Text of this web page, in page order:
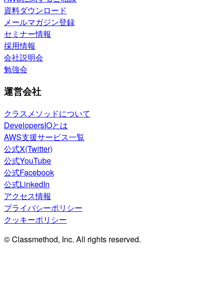
資料ダウンロード
メールマガジン登録
セミナー情報
採用情報
会社説明会
勉強会
運営会社
クラスメソッドについて
DevelopersIOとは
AWS支援サービス一覧
公式X(Twitter)
公式YouTube
公式Facebook
公式LinkedIn
アクセス情報
プライバシーポリシー
クッキーポリシー
© Classmethod, Inc. All rights reserved.